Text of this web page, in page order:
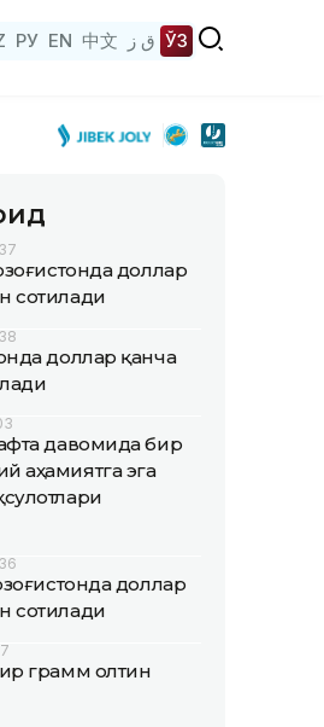
РУ EN 中文 ق ز ЎЗ
доллар
сотилади
доллар қанча
давомида бир
аҳамиятга эга
доллар
сотилади
грамм олтин